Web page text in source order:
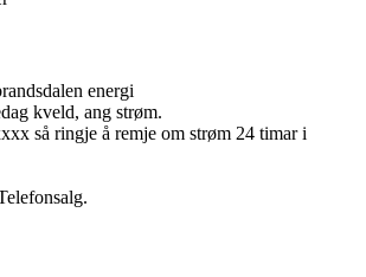
energi
kveld, ang strøm.
så ringje å remje om strøm 24 timar i